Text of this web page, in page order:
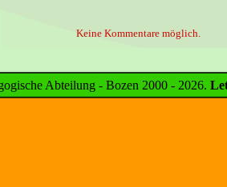
Keine Kommentare möglich.
Abteilung - Bozen 2000 - 2026.